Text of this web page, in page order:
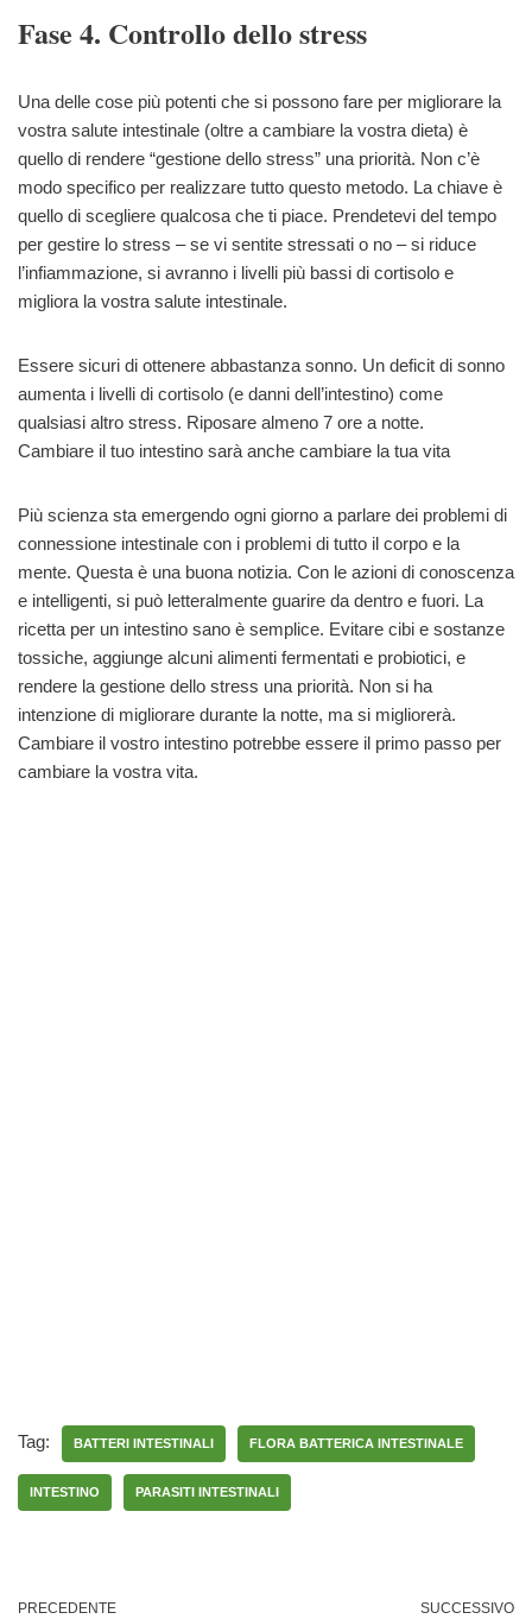
Fase 4. Controllo dello stress
Una delle cose più potenti che si possono fare per migliorare la
vostra salute intestinale (oltre a cambiare la vostra dieta) è
quello di rendere “gestione dello stress” una priorità. Non c’è
modo specifico per realizzare tutto questo metodo. La chiave è
quello di scegliere qualcosa che ti piace. Prendetevi del tempo
per gestire lo stress – se vi sentite stressati o no – si riduce
l’infiammazione, si avranno i livelli più bassi di cortisolo e
migliora la vostra salute intestinale.
Essere sicuri di ottenere abbastanza sonno. Un deficit di sonno
aumenta i livelli di cortisolo (e danni dell’intestino) come
qualsiasi altro stress. Riposare almeno 7 ore a notte.
Cambiare il tuo intestino sarà anche cambiare la tua vita
Più scienza sta emergendo ogni giorno a parlare dei problemi di
connessione intestinale con i problemi di tutto il corpo e la
mente. Questa è una buona notizia. Con le azioni di conoscenza
e intelligenti, si può letteralmente guarire da dentro e fuori. La
ricetta per un intestino sano è semplice. Evitare cibi e sostanze
tossiche, aggiunge alcuni alimenti fermentati e probiotici, e
rendere la gestione dello stress una priorità. Non si ha
intenzione di migliorare durante la notte, ma si migliorerà.
Cambiare il vostro intestino potrebbe essere il primo passo per
cambiare la vostra vita.
Tag: BATTERI INTESTINALI FLORA BATTERICA INTESTINALE
INTESTINO PARASITI INTESTINALI
PRECEDENTE SUCCESSIVO